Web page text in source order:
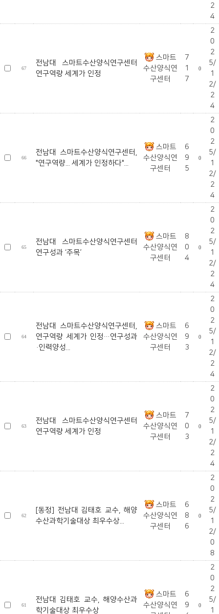
2
4
67
전남대 스마트수산양식연구센터
연구역량 세계가 인정
스마트
수산양식연
구센터
7
1
7
0
2
0
2
5/
1
2/
2
4
66
전남대 스마트수산양식연구센터,
"연구역량... 세계가 인정하다"...
스마트
수산양식연
구센터
6
9
5
0
2
0
2
5/
1
2/
2
4
65
전남대 스마트수산양식연구센터
연구성과 ‘주목’
스마트
수산양식연
구센터
8
0
4
0
2
0
2
5/
1
2/
2
4
64
전남대 스마트수산양식연구센터,
연구역량 세계가 인정…연구성과
·인력양성...
스마트
수산양식연
구센터
6
9
3
0
2
0
2
5/
1
2/
2
4
63
전남대 스마트수산양식연구센터
연구역량 세계가 인정
스마트
수산양식연
구센터
7
0
3
0
2
0
2
5/
1
2/
2
4
62
[동정] 전남대 김태호 교수, 해양
수산과학기술대상 최우수상...
스마트
수산양식연
구센터
6
8
6
0
2
0
2
5/
1
2/
0
8
61
전남대 김태호 교수, 해양수산과
학기술대상 최우수상
스마트
수산양식연
6
9
0
2
0
2
5/
1